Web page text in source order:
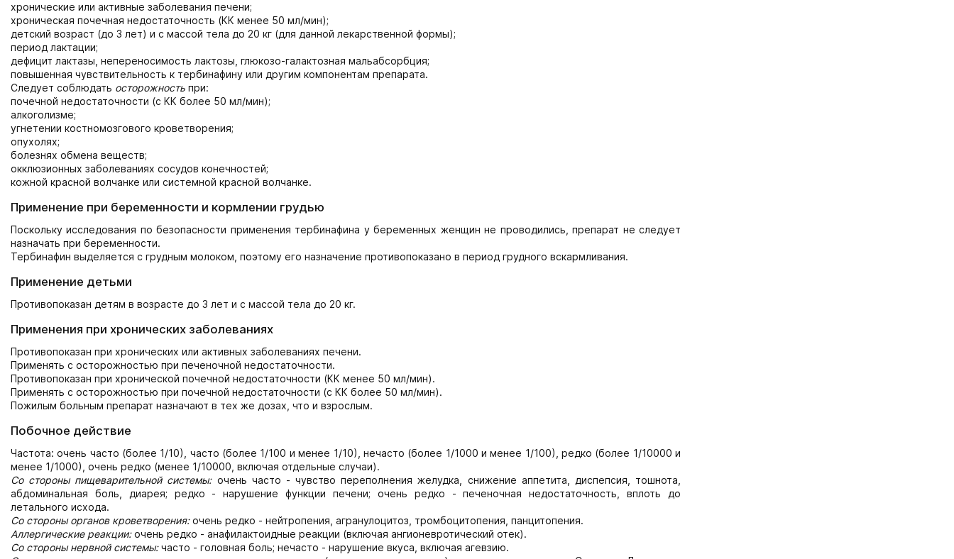
хронические или активные заболевания печени;
хроническая почечная недостаточность (КК менее 50 мл/мин);
детский возраст (до 3 лет) и с массой тела до 20 кг (для данной лекарственной формы);
период лактации;
дефицит лактазы, непереносимость лактозы, глюкозо-галактозная мальабсорбция;
повышенная чувствительность к тербинафину или другим компонентам препарата.
Следует соблюдать осторожность при:
почечной недостаточности (с КК более 50 мл/мин);
алкоголизме;
угнетении костномозгового кроветворения;
опухолях;
болезнях обмена веществ;
окклюзионных заболеваниях сосудов конечностей;
кожной красной волчанке или системной красной волчанке.
Применение при беременности и кормлении грудью
Поскольку исследования по безопасности применения тербинафина у беременных женщин не проводились, препарат не следует
назначать при беременности.
Тербинафин выделяется с грудным молоком, поэтому его назначение противопоказано в период грудного вскармливания.
Применение детьми
Противопоказан детям в возрасте до 3 лет и с массой тела до 20 кг.
Применения при хронических заболеваниях
Противопоказан при хронических или активных заболеваниях печени.
Применять с осторожностью при печеночной недостаточности.
Противопоказан при хронической почечной недостаточности (КК менее 50 мл/мин).
Применять с осторожностью при почечной недостаточности (с КК более 50 мл/мин).
Пожилым больным препарат назначают в тех же дозах, что и взрослым.
Побочное действие
Частота: очень часто (более 1/10), часто (более 1/100 и менее 1/10), нечасто (более 1/1000 и менее 1/100), редко (более 1/10000 и
менее 1/1000), очень редко (менее 1/10000, включая отдельные случаи).
Со стороны пищеварительной системы:очень часто - чувство переполнения желудка, снижение аппетита, диспепсия, тошнота,
абдоминальная боль, диарея; редко - нарушение функции печени; очень редко - печеночная недостаточность, вплоть до
летального исхода.
Со стороны органов кроветворения:очень редко - нейтропения, агранулоцитоз, тромбоцитопения, панцитопения.
Аллергические реакции:очень редко - анафилактоидные реакции (включая ангионевротический отек).
Со стороны нервной системы:часто - головная боль; нечасто - нарушение вкуса, включая агевзию.